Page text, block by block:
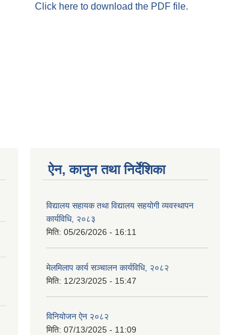
Click here to download the PDF file.
ऐन, कानुन तथा निर्देशिका
विद्यालय सहायक तथा विद्यालय सहयोगी व्यवस्थापन
कार्यविधि, २०८३
मिति: 05/26/2026 - 16:11
मेलमिलाप कार्य सञ्चालन कार्यविधि, २०८२
मिति: 12/23/2025 - 15:47
विनियोजन ऐन २०८२
मिति: 07/13/2025 - 11:09